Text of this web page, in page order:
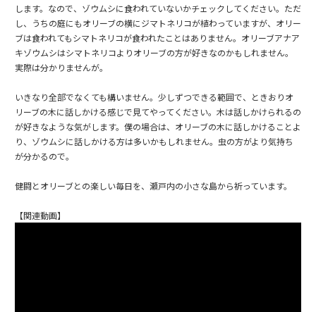
します。なので、ゾウムシに食われていないかチェックしてください。ただ
し、うちの庭にもオリーブの横にジマトネリコが植わっていますが、オリー
ブは食われてもシマトネリコが食われたことはありません。オリーブアナア
キゾウムシはシマトネリコよりオリーブの方が好きなのかもしれません。
実際は分かりませんが。
いきなり全部でなくても構いません。少しずつできる範囲で、ときおりオ
リーブの木に話しかける感じで見てやってください。木は話しかけられるの
が好きなような気がします。僕の場合は、オリーブの木に話しかけることよ
り、ゾウムシに話しかける方は多いかもしれません。虫の方がより気持ち
が分かるので。
健闘とオリーブとの楽しい毎日を、瀬戸内の小さな島から祈っています。
【関連動画】